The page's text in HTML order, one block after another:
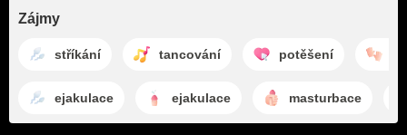
Zájmy
stříkání tancování potěšení
ejakulace ejakulace masturbace